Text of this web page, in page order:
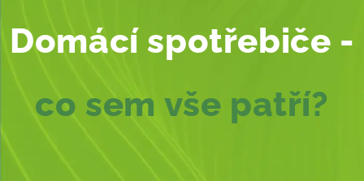
Domácí spotřebiče -
co sem vše patří?